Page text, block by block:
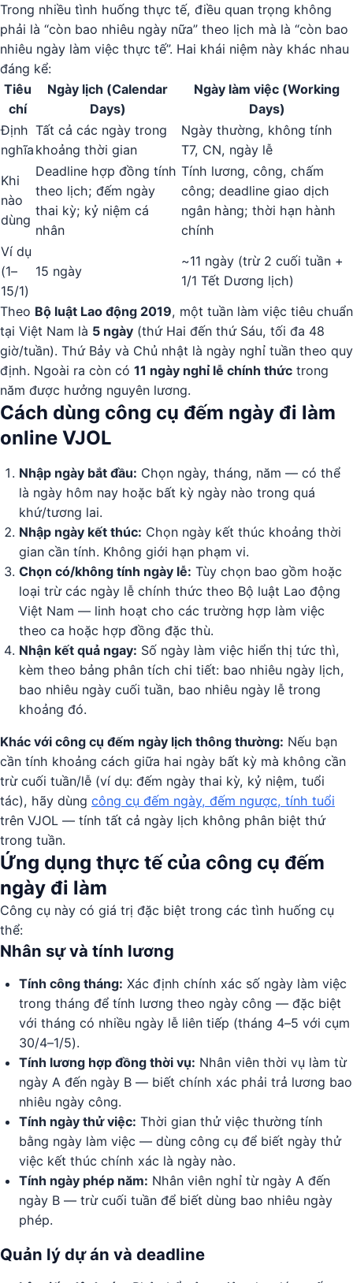
Trong nhiều tình huống thực tế, điều quan trọng không
phải là “còn bao nhiêu ngày nữa” theo lịch mà là “còn bao
nhiêu ngày làm việc thực tế”. Hai khái niệm này khác nhau
đáng kể:
Tiêu
chí
Ngày lịch (Calendar
Days)
Ngày làm việc (Working
Days)
Định
nghĩa
Tất cả các ngày trong
khoảng thời gian
Ngày thường, không tính
T7, CN, ngày lễ
Khi
nào
dùng
Deadline hợp đồng tính
theo lịch; đếm ngày
thai kỳ; kỷ niệm cá
nhân
Tính lương, công, chấm
công; deadline giao dịch
ngân hàng; thời hạn hành
chính
Ví dụ
(1–
15/1)
15 ngày
~11 ngày (trừ 2 cuối tuần +
1/1 Tết Dương lịch)
Theo Bộ luật Lao động 2019, một tuần làm việc tiêu chuẩn
tại Việt Nam là 5 ngày (thứ Hai đến thứ Sáu, tối đa 48
giờ/tuần). Thứ Bảy và Chủ nhật là ngày nghỉ tuần theo quy
định. Ngoài ra còn có 11 ngày nghỉ lễ chính thức trong
năm được hưởng nguyên lương.
Cách dùng công cụ đếm ngày đi làm
online VJOL
Nhập ngày bắt đầu: Chọn ngày, tháng, năm — có thể
là ngày hôm nay hoặc bất kỳ ngày nào trong quá
khứ/tương lai.
Nhập ngày kết thúc: Chọn ngày kết thúc khoảng thời
gian cần tính. Không giới hạn phạm vi.
Chọn có/không tính ngày lễ: Tùy chọn bao gồm hoặc
loại trừ các ngày lễ chính thức theo Bộ luật Lao động
Việt Nam — linh hoạt cho các trường hợp làm việc
theo ca hoặc hợp đồng đặc thù.
Nhận kết quả ngay: Số ngày làm việc hiển thị tức thì,
kèm theo bảng phân tích chi tiết: bao nhiêu ngày lịch,
bao nhiêu ngày cuối tuần, bao nhiêu ngày lễ trong
khoảng đó.
Khác với công cụ đếm ngày lịch thông thường: Nếu bạn
cần tính khoảng cách giữa hai ngày bất kỳ mà không cần
trừ cuối tuần/lễ (ví dụ: đếm ngày thai kỳ, kỷ niệm, tuổi
tác), hãy dùng công cụ đếm ngày, đếm ngược, tính tuổi
trên VJOL — tính tất cả ngày lịch không phân biệt thứ
trong tuần.
Ứng dụng thực tế của công cụ đếm
ngày đi làm
Công cụ này có giá trị đặc biệt trong các tình huống cụ
thể:
Nhân sự và tính lương
Tính công tháng: Xác định chính xác số ngày làm việc
trong tháng để tính lương theo ngày công — đặc biệt
với tháng có nhiều ngày lễ liên tiếp (tháng 4–5 với cụm
30/4–1/5).
Tính lương hợp đồng thời vụ: Nhân viên thời vụ làm từ
ngày A đến ngày B — biết chính xác phải trả lương bao
nhiêu ngày công.
Tính ngày thử việc: Thời gian thử việc thường tính
bằng ngày làm việc — dùng công cụ để biết ngày thử
việc kết thúc chính xác là ngày nào.
Tính ngày phép năm: Nhân viên nghỉ từ ngày A đến
ngày B — trừ cuối tuần để biết dùng bao nhiêu ngày
phép.
Quản lý dự án và deadline